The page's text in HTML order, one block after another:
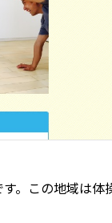
。この地域は体